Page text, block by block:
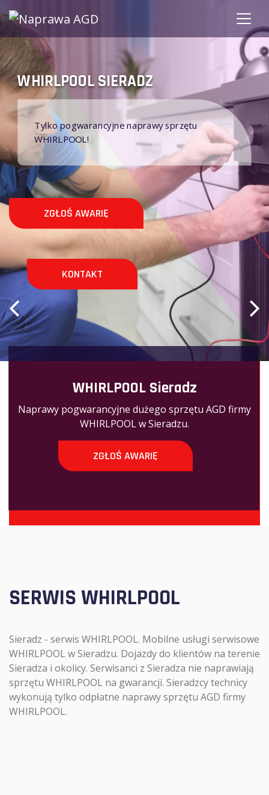
SIERADZ
Tylko pogwarancyjne naprawy sprzętu
WHIRLPOOL!
ZGŁOŚ AWARIĘ
KONTAKT
WHIRLPOOL Sieradz
Naprawy pogwarancyjne dużego sprzętu AGD firmy
WHIRLPOOL w Sieradzu.
ZGŁOŚ AWARIĘ
SERWIS WHIRLPOOL
Sieradz - serwis WHIRLPOOL. Mobilne usługi serwisowe
WHIRLPOOL w Sieradzu. Dojazdy do klientów na terenie
Sieradza i okolicy. Serwisanci z Sieradza nie naprawiają
sprzętu WHIRLPOOL na gwarancji. Sieradzcy technicy
wykonują tylko odpłatne naprawy sprzętu AGD firmy
WHIRLPOOL.